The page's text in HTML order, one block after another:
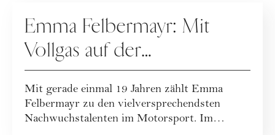
Emma Felbermayr: Mit
Vollgas auf der
Überholspur
Mit gerade einmal 19 Jahren zählt Emma
Felbermayr zu den vielversprechendsten
Nachwuchstalenten im Motorsport. Im